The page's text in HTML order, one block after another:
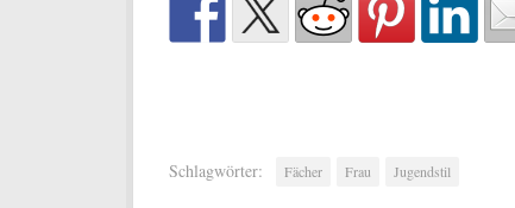
Schlagwörter: Fächer Frau Jugendstil